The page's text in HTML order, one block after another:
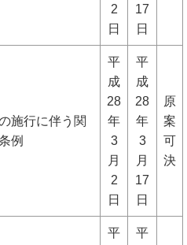
2
日
17
日
施行に伴う関
例
平
成
28
年
3
月
2
日
平
成
28
年
3
月
17
日
原
案
可
決
平
平